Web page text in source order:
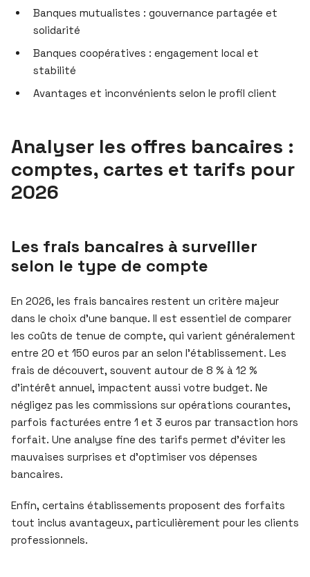
Banques mutualistes : gouvernance partagée et
solidarité
Banques coopératives : engagement local et
stabilité
Avantages et inconvénients selon le profil client
Analyser les offres bancaires :
comptes, cartes et tarifs pour
2026
Les frais bancaires à surveiller
selon le type de compte
En 2026, les frais bancaires restent un critère majeur
dans le choix d’une banque. Il est essentiel de comparer
les coûts de tenue de compte, qui varient généralement
entre 20 et 150 euros par an selon l’établissement. Les
frais de découvert, souvent autour de 8 % à 12 %
d’intérêt annuel, impactent aussi votre budget. Ne
négligez pas les commissions sur opérations courantes,
parfois facturées entre 1 et 3 euros par transaction hors
forfait. Une analyse fine des tarifs permet d’éviter les
mauvaises surprises et d’optimiser vos dépenses
bancaires.
Enfin, certains établissements proposent des forfaits
tout inclus avantageux, particulièrement pour les clients
professionnels.